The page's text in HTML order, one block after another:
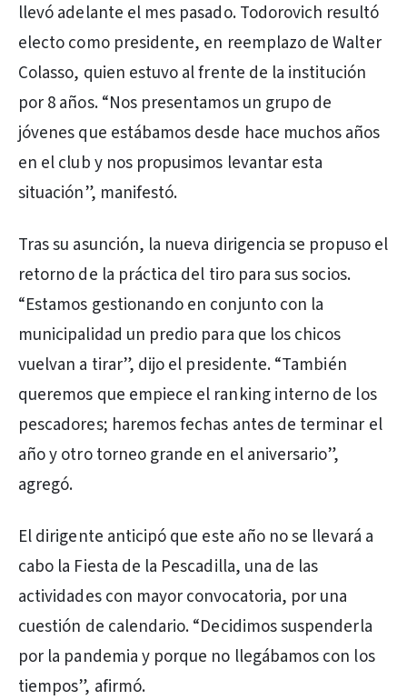
llevó adelante el mes pasado. Todorovich resultó
electo como presidente, en reemplazo de Walter
Colasso, quien estuvo al frente de la institución
por 8 años. “Nos presentamos un grupo de
jóvenes que estábamos desde hace muchos años
en el club y nos propusimos levantar esta
situación”, manifestó.
Tras su asunción, la nueva dirigencia se propuso el
retorno de la práctica del tiro para sus socios.
“Estamos gestionando en conjunto con la
municipalidad un predio para que los chicos
vuelvan a tirar”, dijo el presidente. “También
queremos que empiece el ranking interno de los
pescadores; haremos fechas antes de terminar el
año y otro torneo grande en el aniversario”,
agregó.
El dirigente anticipó que este año no se llevará a
cabo la Fiesta de la Pescadilla, una de las
actividades con mayor convocatoria, por una
cuestión de calendario. “Decidimos suspenderla
por la pandemia y porque no llegábamos con los
tiempos”, afirmó.